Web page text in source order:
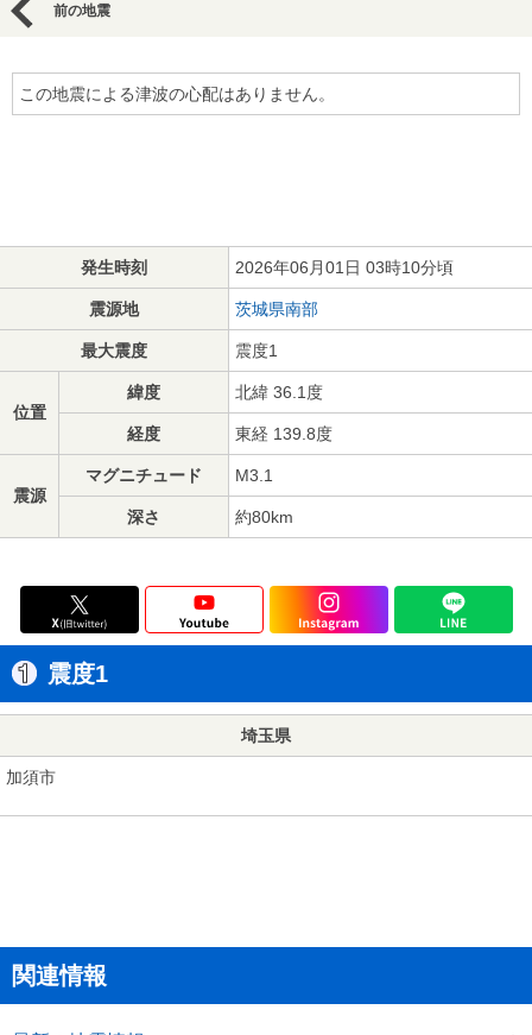
前の地震
この地震による津波の心配はありません。
発生時刻 2026年06月01日 03時10分頃
震源地 茨城県南部
最大震度 震度1
位置
緯度 北緯 36.1度
経度 東経 139.8度
震源
マグニチュード M3.1
深さ 約80km
震度1
埼玉県
加須市
関連情報